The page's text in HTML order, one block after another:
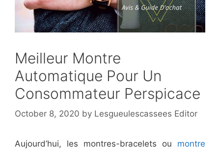
Meilleur Montre
Automatique Pour Un
Consommateur Perspicace
October 8, 2020 by Lesgueulescassees Editor
Aujourd’hui, les montres-bracelets ou montre